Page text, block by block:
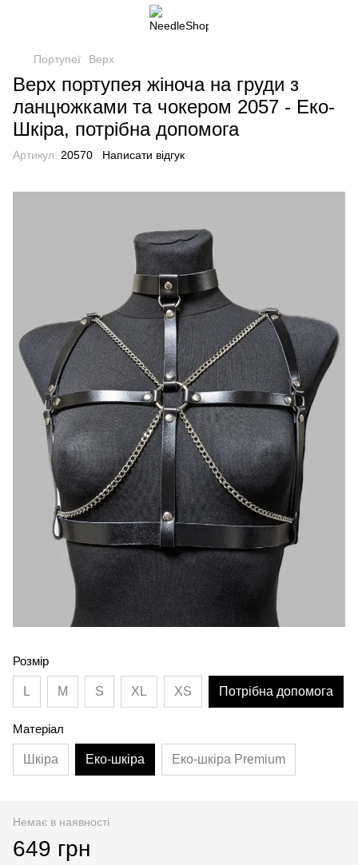
Портупеї Верх
Верх портупея жіноча на груди з
ланцюжками та чокером 2057 - Еко-
Шкіра, потрібна допомога
Артикул: 20570 Написати відгук
Розмір
L M S XL XS Потрібна допомога
Матеріал
Шкіра Еко-шкіра Еко-шкіра Premium
Немає в наявності
649 грн